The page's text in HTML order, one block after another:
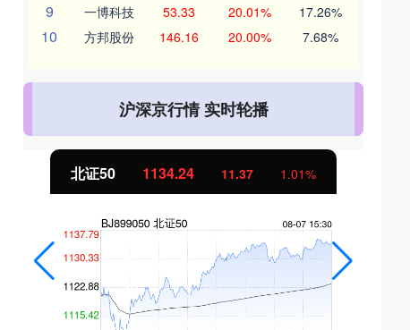
9 一博科技 53.33 20.01% 17.26%
10 方邦股份 146.16 20.00% 7.68%
沪深京行情 实时轮播
北证50 1134.24 11.37 1.01%